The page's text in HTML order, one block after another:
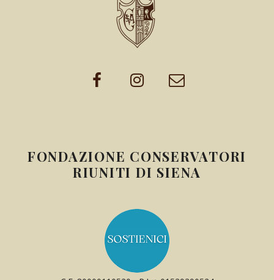
FONDAZIONE CONSERVATORI
RIUNITI DI SIENA